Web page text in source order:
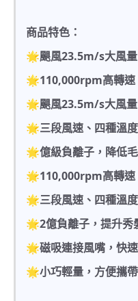
商品特色：
🌟颶風23.5m/s大風
🌟110,000rpm高轉速
🌟颶風23.5m/s大風量
🌟三段風速、四種溫
🌟億級負離子，降低
🌟110,000rpm高轉
🌟三段風速、四種溫
🌟2億負離子，提升秀
🌟磁吸連接風嘴，快
🌟小巧輕量，方便攜